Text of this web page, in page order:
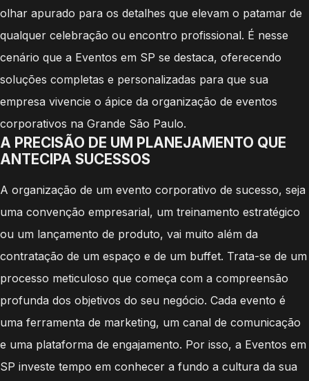
olhar apurado para os detalhes que elevam o patamar de
qualquer celebração ou encontro profissional. É nesse
cenário que a Eventos em SP se destaca, oferecendo
soluções completas e personalizadas para que sua
empresa vivencie o ápice da organização de eventos
corporativos na Grande São Paulo.
A PRECISÃO DE UM PLANEJAMENTO QUE
ANTECIPA SUCESSOS
A organização de um evento corporativo de sucesso, seja
uma convenção empresarial, um treinamento estratégico
ou um lançamento de produto, vai muito além da
contratação de um espaço e de um buffet. Trata-se de um
processo meticuloso que começa com a compreensão
profunda dos objetivos do seu negócio. Cada evento é
uma ferramenta de marketing, um canal de comunicação
e uma plataforma de engajamento. Por isso, a Eventos em
SP investe tempo em conhecer a fundo a cultura da sua